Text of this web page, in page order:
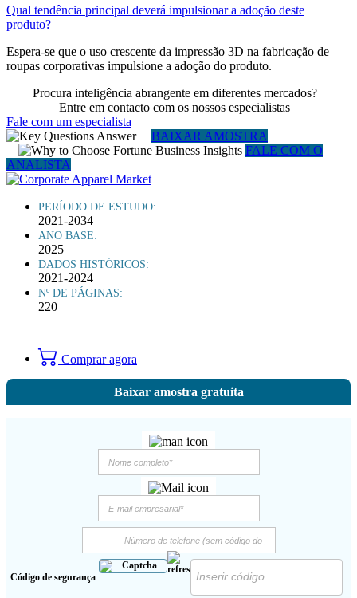
Qual tendência principal deverá impulsionar a adoção deste
produto?
Espera-se que o uso crescente da impressão 3D na fabricação de
roupas corporativas impulsione a adoção do produto.
Procura inteligência abrangente em diferentes mercados?
Entre em contacto com os nossos especialistas
Fale com um especialista
BAIXAR AMOSTRA
FALE COM O
ANALISTA
PERÍODO DE ESTUDO:
2021-2034
ANO BASE:
2025
DADOS HISTÓRICOS:
2021-2024
Nº DE PÁGINAS:
220
Comprar agora
Baixar amostra gratuita
Código de segurança